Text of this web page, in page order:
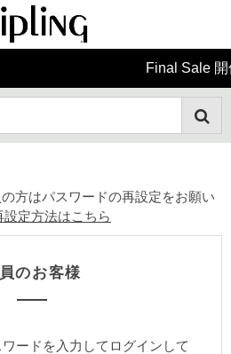
Final Sale 開催中
方はパスワードの再設定をお願い
定方法はこちら
のお客様
ードを入力してログインして